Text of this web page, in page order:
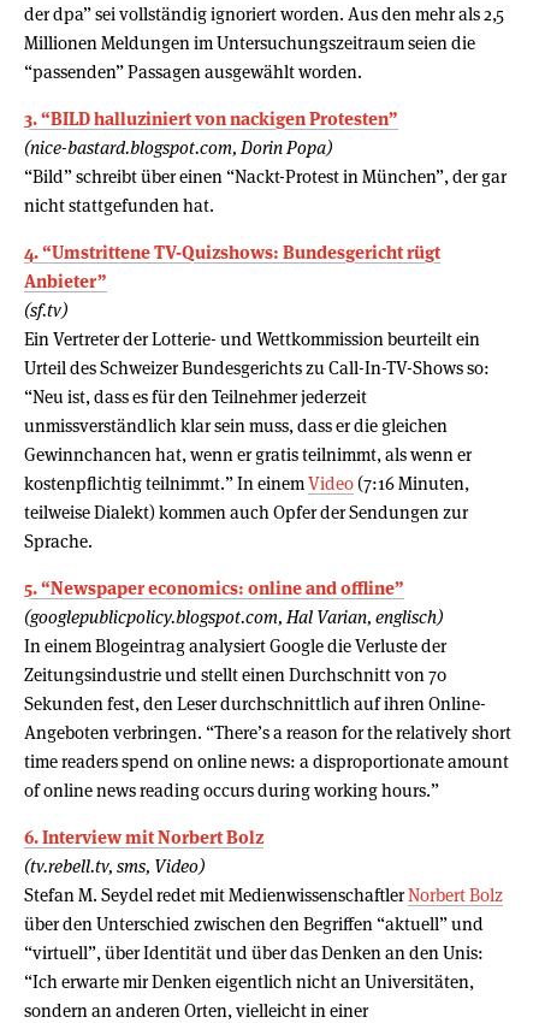
der dpa” sei vollständig ignoriert worden. Aus den mehr als 2,5
Millionen Meldungen im Untersuchungszeitraum seien die
“passenden” Passagen ausgewählt worden.
3. “BILD halluziniert von nackigen Protesten”
(nice-bastard.blogspot.com, Dorin Popa)
“Bild” schreibt über einen “Nackt-Protest in München”, der gar
nicht stattgefunden hat.
4. “Umstrittene TV-Quizshows: Bundesgericht rügt
Anbieter”
(sf.tv)
Ein Vertreter der Lotterie- und Wettkommission beurteilt ein
Urteil des Schweizer Bundesgerichts zu Call-In-TV-Shows so:
“Neu ist, dass es für den Teilnehmer jederzeit
unmissverständlich klar sein muss, dass er die gleichen
Gewinnchancen hat, wenn er gratis teilnimmt, als wenn er
kostenpflichtig teilnimmt.” In einemVideo (7:16 Minuten,
teilweise Dialekt) kommen auch Opfer der Sendungen zur
Sprache.
5. “Newspaper economics: online and offline”
(googlepublicpolicy.blogspot.com, Hal Varian, englisch)
In einem Blogeintrag analysiert Google die Verluste der
Zeitungsindustrie und stellt einen Durchschnitt von 70
Sekunden fest, den Leser durchschnittlich auf ihren Online-
Angeboten verbringen. “There’s a reason for the relatively short
time readers spend on online news: a disproportionate amount
of online news reading occurs during working hours.”
6. Interview mit Norbert Bolz
(tv.rebell.tv, sms, Video)
Stefan M. Seydel redet mit MedienwissenschaftlerNorbert Bolz
über den Unterschied zwischen den Begriffen “aktuell” und
“virtuell”, über Identität und über das Denken an den Unis:
“Ich erwarte mir Denken eigentlich nicht an Universitäten,
sondern an anderen Orten, vielleicht in einer